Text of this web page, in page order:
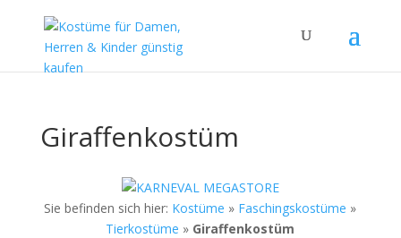
Giraffenkostüm
Sie befinden sich hier: Kostüme » Faschingskostüme »
Tierkostüme » Giraffenkostüm